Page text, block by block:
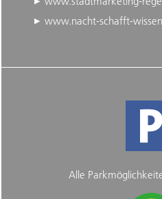
www.nacht-schafft-
Alle